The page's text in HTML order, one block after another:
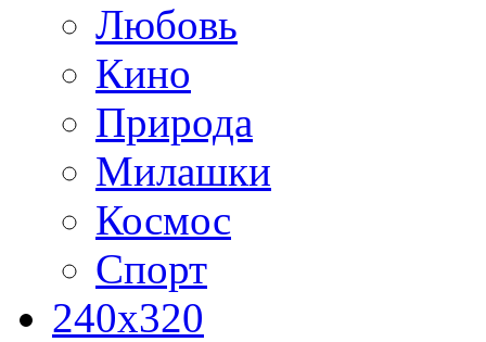
Любовь
Кино
Природа
Милашки
Космос
Спорт
240x320